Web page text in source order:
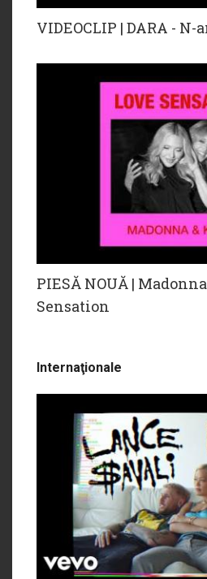
VIDEOCLIP | DARA - N-
PIESĂ NOUĂ |
Sensation
Internaţionale